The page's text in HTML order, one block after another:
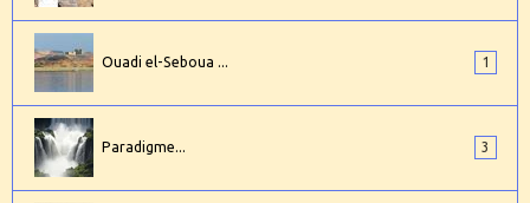
Ouadi el-Seboua ... 1
Paradigme... 3